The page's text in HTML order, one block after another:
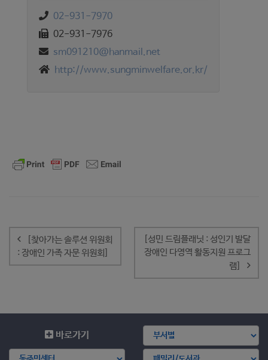
02-931-7970
02-931-7976
sm091210@hanmail.net
http://www.sungminwelfare.or.kr/
내
비
게
[찾아가는 솔루션 위원회
: 장애인 가족 자문 위원회]
[성민 드림플래닛 : 성인기 발달
장애인 다영역 활동지원 프로그
램]
바로가기